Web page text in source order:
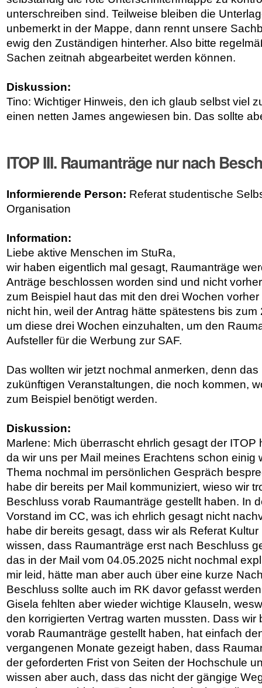
unterschreiben sind. Teilweise bleiben die
unbemerkt in der Mappe, dann rennt unsere
ewig den Zuständigen hinterher. Also bitte
Sachen zeitnah abgearbeitet werden können.
Diskussion:
Tino: Wichtiger Hinweis, den ich glaub selbst viel
einen netten James angewiesen bin. Das sollte
ITOP III. Raumanträge nur nach
Informierende Person: Referat studentische
Organisation
Information:
Liebe aktive Menschen im StuRa,
wir haben eigentlich mal gesagt, Raumanträge
Anträge beschlossen worden sind und nicht
zum Beispiel haut das mit den drei Wochen
nicht hin, weil der Antrag hätte spätestens bis
um diese drei Wochen einzuhalten, um den
Aufsteller für die Werbung zur SAF.
Das wollten wir jetzt nochmal anmerken, denn
zukünftigen Veranstaltungen, die noch kommen,
zum Beispiel benötigt werden.
Diskussion:
Marlene: Mich überrascht ehrlich gesagt der ITOP
da wir uns per Mail meines Erachtens schon einig
Thema nochmal im persönlichen Gespräch
habe dir bereits per Mail kommuniziert, wieso wir
Beschluss vorab Raumanträge gestellt haben. In
Vorstand im CC, was ich ehrlich gesagt nicht
habe dir bereits gesagt, dass wir als Referat
wissen, dass Raumanträge erst nach Beschluss
das in der Mail vom 04.05.2025 nicht nochmal
mir leid, hätte man aber auch über eine kurze
Beschluss sollte auch im RK davor gefasst
Gisela fehlten aber wieder wichtige Klauseln,
den korrigierten Vertrag warten mussten. Dass wir
vorab Raumanträge gestellt haben, hat einfach
vergangenen Monate gezeigt haben, dass
der geforderten Frist von Seiten der Hochschule
wissen aber auch, dass das nicht der gängige